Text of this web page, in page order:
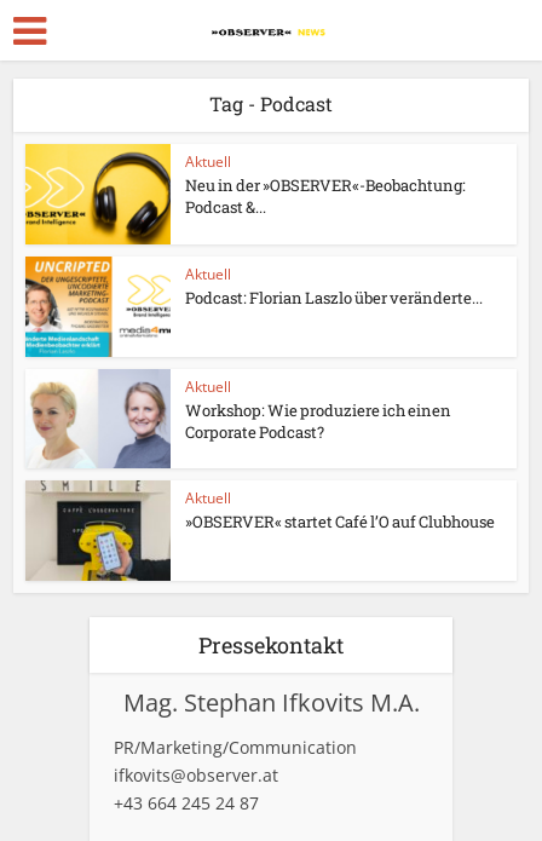
Tag - Podcast
Aktuell
Neu in der »OBSERVER«-Beobachtung:
Podcast &...
Aktuell
Podcast: Florian Laszlo über veränderte...
Aktuell
Workshop: Wie produziere ich einen
Corporate Podcast?
Aktuell
»OBSERVER« startet Café l’O auf Clubhouse
Pressekontakt
Mag. Stephan Ifkovits M.A.
PR/Marketing/Communication
ifkovits@observer.at
+43 664 245 24 87